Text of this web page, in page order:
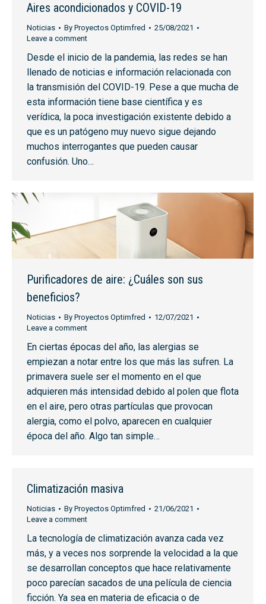
Aires acondicionados y COVID-19
Noticias By Proyectos Optimfred
25/08/2021
Leave a comment
Desde el inicio de la pandemia, las redes se han
llenado de noticias e información relacionada con
la transmisión del COVID-19. Pese a que mucha de
esta información tiene base científica y es
verídica, la poca investigación existente debido a
que es un patógeno muy nuevo sigue dejando
muchos interrogantes que pueden causar
confusión. Uno…
Purificadores de aire: ¿Cuáles son sus
beneficios?
Noticias By Proyectos Optimfred
12/07/2021
Leave a comment
En ciertas épocas del año, las alergias se
empiezan a notar entre los que más las sufren. La
primavera suele ser el momento en el que
adquieren más intensidad debido al polen que flota
en el aire, pero otras partículas que provocan
alergia, como el polvo, aparecen en cualquier
época del año. Algo tan simple…
Climatización masiva
Noticias By Proyectos Optimfred
21/06/2021
Leave a comment
La tecnología de climatización avanza cada vez
más, y a veces nos sorprende la velocidad a la que
se desarrollan conceptos que hace relativamente
poco parecían sacados de una película de ciencia
ficción. Ya sea en materia de eficacia o de